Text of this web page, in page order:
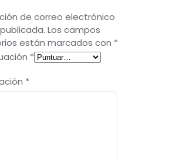
de correo electrónico
Los campos
están marcados con *
*
*